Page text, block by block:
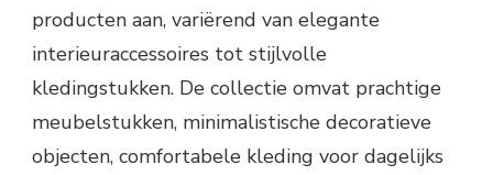
producten aan, variërend van elegante
interieuraccessoires tot stijlvolle
kledingstukken. De collectie omvat prachtige
meubelstukken, minimalistische decoratieve
objecten, comfortabele kleding voor dagelijks